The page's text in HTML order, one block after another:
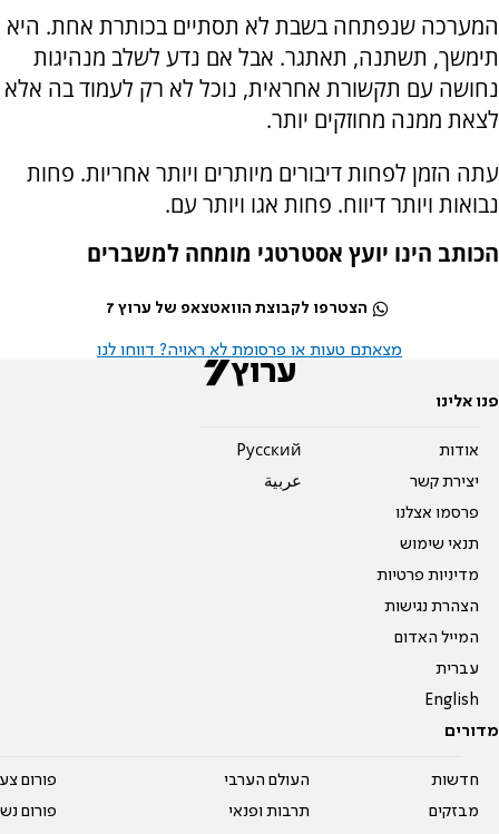
המערכה שנפתחה בשבת לא תסתיים בכותרת אחת. היא
תימשך, תשתנה, תאתגר. אבל אם נדע לשלב מנהיגות
נחושה עם תקשורת אחראית, נוכל לא רק לעמוד בה אלא
לצאת ממנה מחוזקים יותר.
עתה הזמן לפחות דיבורים מיותרים ויותר אחריות. פחות
נבואות ויותר דיווח. פחות אגו ויותר עם.
הכותב הינו יועץ אסטרטגי מומחה למשברים
הצטרפו לקבוצת הוואטצאפ של ערוץ 7
מצאתם טעות או פרסומת לא ראויה? דווחו לנו
פנו אלינו
אודות
יצירת קשר
פרסמו אצלנו
תנאי שימוש
מדיניות פרטיות
הצהרת נגישות
המייל האדום
עברית
English
Pусский
عربية
מדורים
חדשות
מבזקים
העולם הערבי
תרבות ופנאי
פורום
פורום